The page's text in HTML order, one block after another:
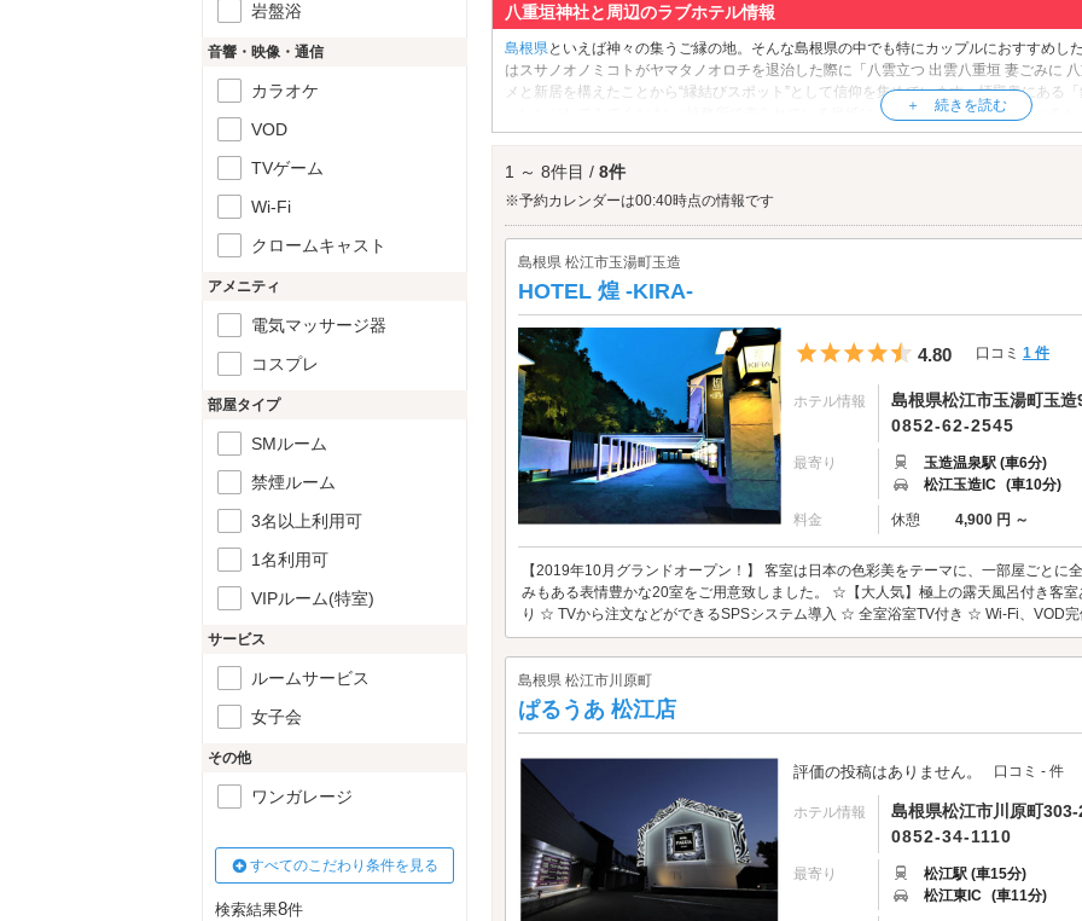
八重垣神社と周辺のラブホテル情報
島根県といえば神々の集うご縁の地。そんな島根県の中でも特にカップルにおすすめし
はスサノオノミコトがヤマタノオロチを退治した際に「八雲立つ 出雲八重垣 妻ごみに
メと新居を構えたことから“縁結びスポット”として信仰を集めています。拝殿奥にある
ャレンジしてみてください♪社務所で売られている半紙に小銭を乗せて鏡池に浮かべる
ていけば、遠くの人と縁があり、近くに沈めば早く縁づくと言われているので、なるべ
1 ～ 8件目 / 8件
※予約カレンダーは00:40時点の情報です
島根県 松江市玉湯町玉造
HOTEL 煌 -KIRA-
5つ星のうち4.5
4.80 口コミ 1 件
ホテル情報
島根県松江市玉湯町玉造
0852-62-2545
最寄り
玉造温泉駅 (車6分)
松江玉造IC (車10分)
料金 休憩 4,900 円 ～
【2019年10月グランドオープン！】 客室は日本の色彩美をテーマに、一部屋ごとに
みもある表情豊かな20室をご用意致しました。 ☆【大人気】極上の露天風呂付き客
り ☆ TVから注文などができるSPSシステム導入 ☆ 全室浴室TV付き ☆ Wi-Fi、VOD
島根県 松江市川原町
ぱるうあ 松江店
評価の投稿はありません。 口コミ - 件
ホテル情報
島根県松江市川原町303-
0852-34-1110
最寄り
松江駅 (車15分)
松江東IC (車11分)
岩盤浴
音響・映像・通信
カラオケ
VOD
TVゲーム
Wi-Fi
クロームキャスト
アメニティ
電気マッサージ器
コスプレ
部屋タイプ
SMルーム
禁煙ルーム
3名以上利用可
1名利用可
VIPルーム(特室)
サービス
ルームサービス
女子会
その他
ワンガレージ
すべてのこだわり条件を見る
検索結果8件